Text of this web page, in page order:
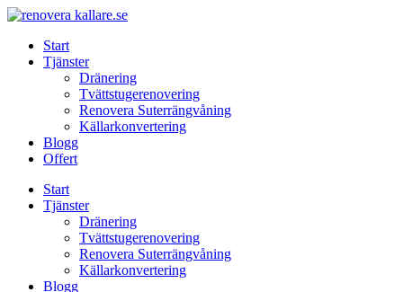
Skip
contentStart
Tjänster
Dränering
Tvättstugerenovering
Renovera Suterrängvåning
Källarkonvertering
Blogg
Offert
Start
Tjänster
Dränering
Tvättstugerenovering
Renovera Suterrängvåning
Källarkonvertering
Blogg